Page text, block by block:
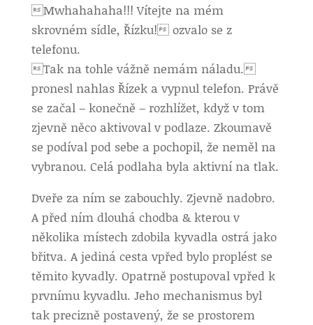
Mwhahahaha!!! Vítejte na mém
skrovném sídle, Řízku! ozvalo se z
telefonu.
Tak na tohle vážně nemám náladu.
pronesl nahlas Řízek a vypnul telefon. Právě
se začal – konečně – rozhlížet, když v tom
zjevně něco aktivoval v podlaze. Zkoumavě
se podíval pod sebe a pochopil, že neměl na
vybranou. Celá podlaha byla aktivní na tlak.
Dveře za ním se zabouchly. Zjevně nadobro.
A před ním dlouhá chodba & kterou v
několika místech zdobila kyvadla ostrá jako
břitva. A jediná cesta vpřed bylo proplést se
těmito kyvadly. Opatrně postupoval vpřed k
prvnímu kyvadlu. Jeho mechanismus byl
tak precizně postavený, že se prostorem